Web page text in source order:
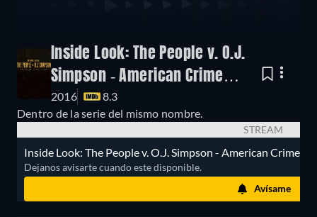
Inside Look: The People v. O.J.
Simpson - American Crime
Story
2016
8.3
Dentro de la serie del mismo nombre.
STREAM
Inside Look: The People v. O.J. Simpson - American Crime
Dejanos avisarte cuando este disponible.
Avísame